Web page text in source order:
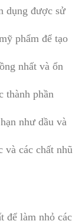
dụng được sử
phẩm để tạo
nhất và ổn
thành phần
như dầu và
và các chất nhũ
để làm nhỏ các